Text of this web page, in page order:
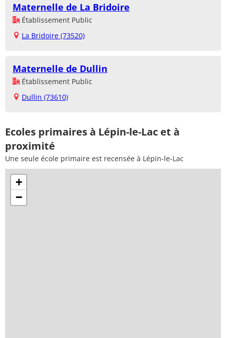
Maternelle de La Bridoire
Établissement Public
La Bridoire (73520)
Maternelle de Dullin
Établissement Public
Dullin (73610)
Ecoles primaires à Lépin-le-Lac et à
proximité
Une seule école primaire est recensée à Lépin-le-Lac
+
−